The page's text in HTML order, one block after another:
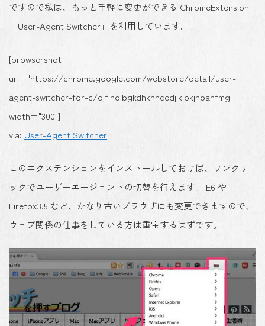
ですので私は、もっと手軽に変更ができる ChromeExtension
「User-Agent Switcher」を利用しています。
[browsershot
url="https://chrome.google.com/webstore/detail/user-
agent-switcher-for-c/djflhoibgkdhkhhcedjiklpkjnoahfmg"
width="300"]
via: User-Agent Switcher
このエクステンションをインストールしておけば、ワンクリ
ックでユーザーエージェントの切替を行えます。IE6 や
Firefox3.5 など、かなり古いブラウザにも変更できますので、
ウェブ関係の仕事をしている方は重宝するはずです。